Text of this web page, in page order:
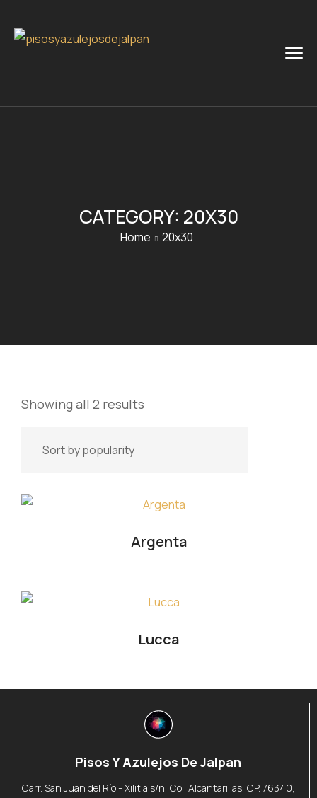
CATEGORY: 20X30
Home 20x30
Showing all 2 results
Argenta
Lucca
Pisos Y Azulejos De Jalpan
Carr. San Juan del Río - Xilitla s/n, Col. Alcantarillas, CP. 76340,